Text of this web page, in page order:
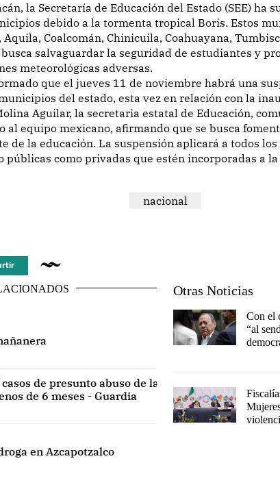
debido a la tormenta tropical Boris. Estos
Coalcomán, Chinicuila, Coahuayana,
salvaguardar la seguridad de estudiantes y
meteorológicas adversas.
que el jueves 11 de noviembre habrá una
del estado, esta vez en relación con la
Aguilar, la secretaria estatal de Educación,
al equipo mexicano, afirmando que se busca
de la educación. La suspensión aplicará a todos
como privadas que estén incorporadas a la
nacional
de presunto abuso de la
de 6 meses - Guardia
en Azcapotzalco
Otras Noticias
Con el
“al